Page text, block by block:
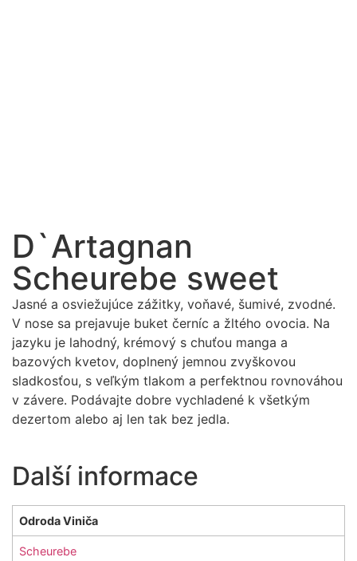
D`Artagnan
Scheurebe sweet
Jasné a osviežujúce zážitky, voňavé, šumivé, zvodné.
V nose sa prejavuje buket černíc a žltého ovocia. Na
jazyku je lahodný, krémový s chuťou manga a
bazových kvetov, doplnený jemnou zvyškovou
sladkosťou, s veľkým tlakom a perfektnou rovnováhou
v závere. Podávajte dobre vychladené k všetkým
dezertom alebo aj len tak bez jedla.
Další informace
Odroda Viniča
Scheurebe